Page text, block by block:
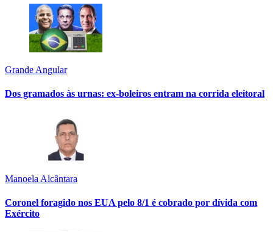
Grande Angular
Dos gramados às urnas: ex-boleiros entram na corrida eleitoral
Manoela Alcântara
Coronel foragido nos EUA pelo 8/1 é cobrado por dívida com
Exército